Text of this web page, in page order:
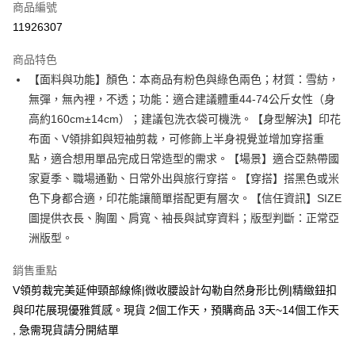
超商取貨付款
Apple Pay
街口支付
悠遊付
Google Pay
全支付
全盈+PAY
相關說明
【大哥付你分期使用說明】
1.本服務由台灣大哥大提供，台灣大哥大用戶可立即使用無須另外申請。
2.付款方式選擇「大哥付你分期」，訂單成立後會自動跳轉到大哥付的交易
流程，驗證手機門號後，選擇欲分期的期數、繳款截止日，確認付款後即完
相關說明
【關於「AFTEE先享後付」】
商品編號
11926307
商品特色
【面料與功能】顏色：本商品有粉色與綠色兩色；材質：雪紡，
無彈，無內裡，不透；功能：適合建議體重44-74公斤女性（身
高約160cm±14cm）；建議包洗衣袋可機洗。【身型解決】印花
布面、V領排釦與短袖剪裁，可修飾上半身視覺並增加穿搭重
點，適合想用單品完成日常造型的需求。【場景】適合亞熱帶國
家夏季、職場通勤、日常外出與旅行穿搭。【穿搭】搭黑色或米
色下身都合適，印花能讓簡單搭配更有層次。【信任資訊】SIZE
圖提供衣長、胸圍、肩寬、袖長與試穿資料；版型判斷：正常亞
洲版型。
銷售重點
V領剪裁完美延伸頸部線條|微收腰設計勾勒自然身形比例|精緻鈕扣
與印花展現優雅質感。現貨 2個工作天，預購商品 3天~14個工作天
, 急需現貨請分開結單